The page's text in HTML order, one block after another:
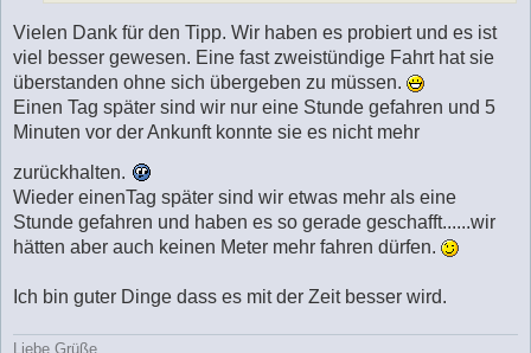
Vielen Dank für den Tipp. Wir haben es probiert und es ist
viel besser gewesen. Eine fast zweistündige Fahrt hat sie
überstanden ohne sich übergeben zu müssen.
Einen Tag später sind wir nur eine Stunde gefahren und 5
Minuten vor der Ankunft konnte sie es nicht mehr
zurückhalten.
Wieder einenTag später sind wir etwas mehr als eine
Stunde gefahren und haben es so gerade geschafft......wir
hätten aber auch keinen Meter mehr fahren dürfen.
Ich bin guter Dinge dass es mit der Zeit besser wird.
Liebe Grüße